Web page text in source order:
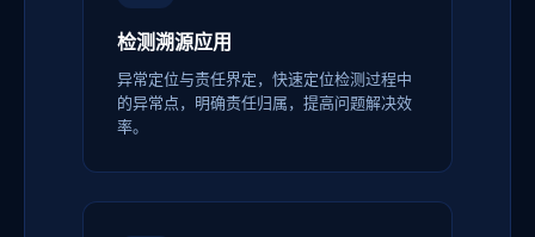
检测溯源应用
异常定位与责任界定，快速定位检测过程中
的异常点，明确责任归属，提高问题解决效
率。